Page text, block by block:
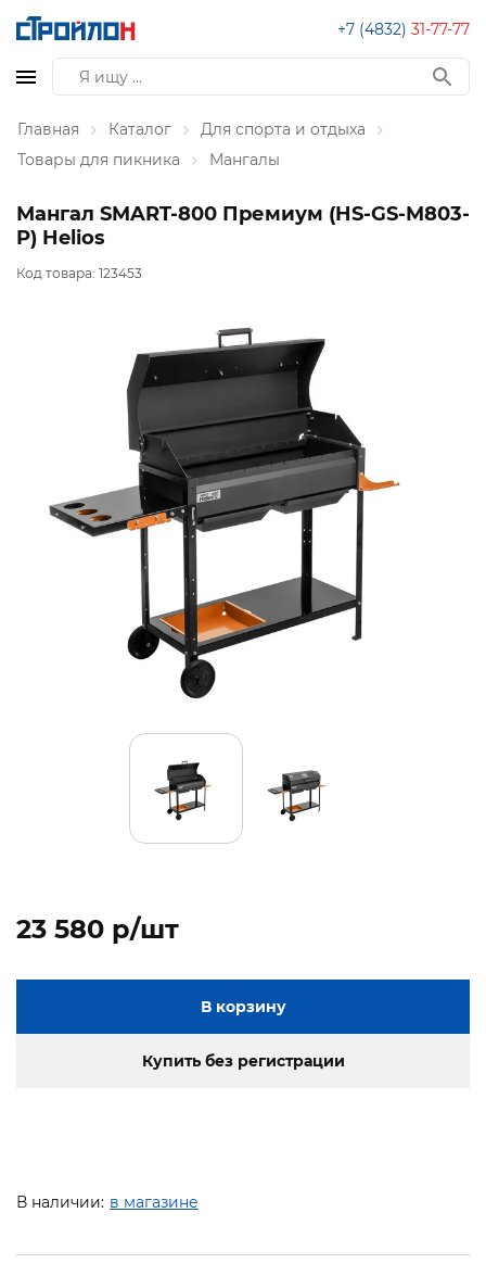
+7 (4832) 31-77-77
Главная Каталог
Для спорта и отдыха
Товары для пикника
Мангалы
Мангал SMART-800 Премиум (HS-GS-M803-
P) Helios
Код товара: 123453
23 580 p/шт
В корзину
Купить без регистрации
В наличии: в магазине